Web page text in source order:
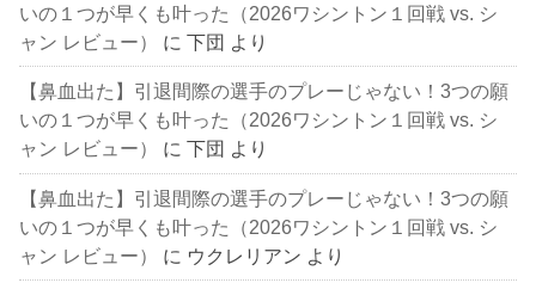
いの１つが早くも叶った（2026ワシントン１回戦 vs. シ
ャン レビュー）
に下団 より
【鼻血出た】引退間際の選手のプレーじゃない！3つの願
いの１つが早くも叶った（2026ワシントン１回戦 vs. シ
ャン レビュー）
に下団 より
【鼻血出た】引退間際の選手のプレーじゃない！3つの願
いの１つが早くも叶った（2026ワシントン１回戦 vs. シ
ャン レビュー）
に ウクレリアン より